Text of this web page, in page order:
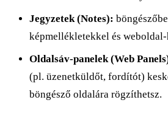
Jegyzetek (Notes):
képmellékletekkel és
Oldalsáv-panelek (Web
(pl. üzenetküldőt, fordítót)
böngésző oldalára rögzíthetsz.